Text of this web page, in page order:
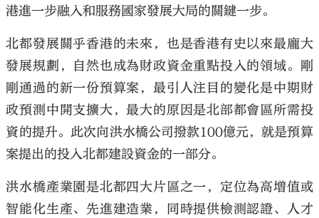
港進一步融入和服務國家發展大局的關鍵一步。
北都發展關乎香港的未來，也是香港有史以來最龐大
發展規劃，自然也成為財政資金重點投入的領域。剛
剛通過的新一份預算案，最引人注目的變化是中期財
政預測中開支擴大，最大的原因是北部都會區所需投
資的提升。此次向洪水橋公司撥款100億元，就是預算
案提出的投入北都建設資金的一部分。
洪水橋產業園是北都四大片區之一，定位為高增值或
智能化生產、先進建造業，同時提供檢測認證、人才